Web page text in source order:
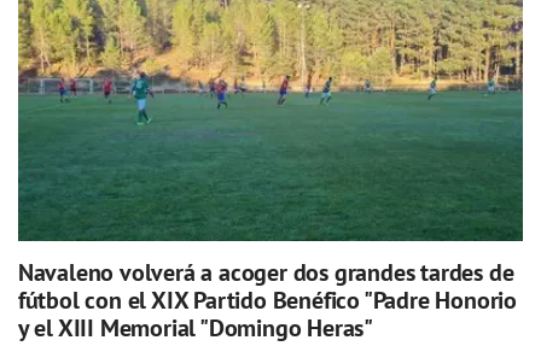
Navaleno volverá a acoger dos grandes tardes de
fútbol con el XIX Partido Benéfico "Padre Honorio
y el XIII Memorial "Domingo Heras"